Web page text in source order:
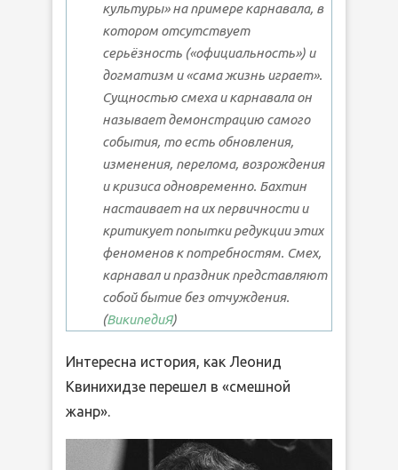
культуры» на примере карнавала, в
котором отсутствует
серьёзность («официальность») и
догматизм и «сама жизнь играет».
Сущностью смеха и карнавала он
называет демонстрацию самого
события, то есть обновления,
изменения, перелома, возрождения
и кризиса одновременно. Бахтин
настаивает на их первичности и
критикует попытки редукции этих
феноменов к потребностям. Смех,
карнавал и праздник представляют
собой бытие без отчуждения.
(ВикипедиЯ)
Интересна история, как Леонид
Квинихидзе перешел в «смешной
жанр».